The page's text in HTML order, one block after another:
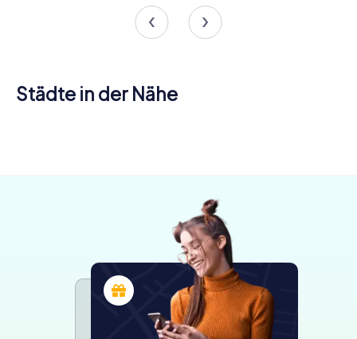
Städte in der Nähe